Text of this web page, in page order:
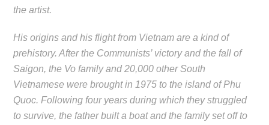
the artist.
His origins and his flight from Vietnam are a kind of
prehistory. After the Communists’ victory and the fall of
Saigon, the Vo family and 20,000 other South
Vietnamese were brought in 1975 to the island of Phu
Quoc. Following four years during which they struggled
to survive, the father built a boat and the family set off to